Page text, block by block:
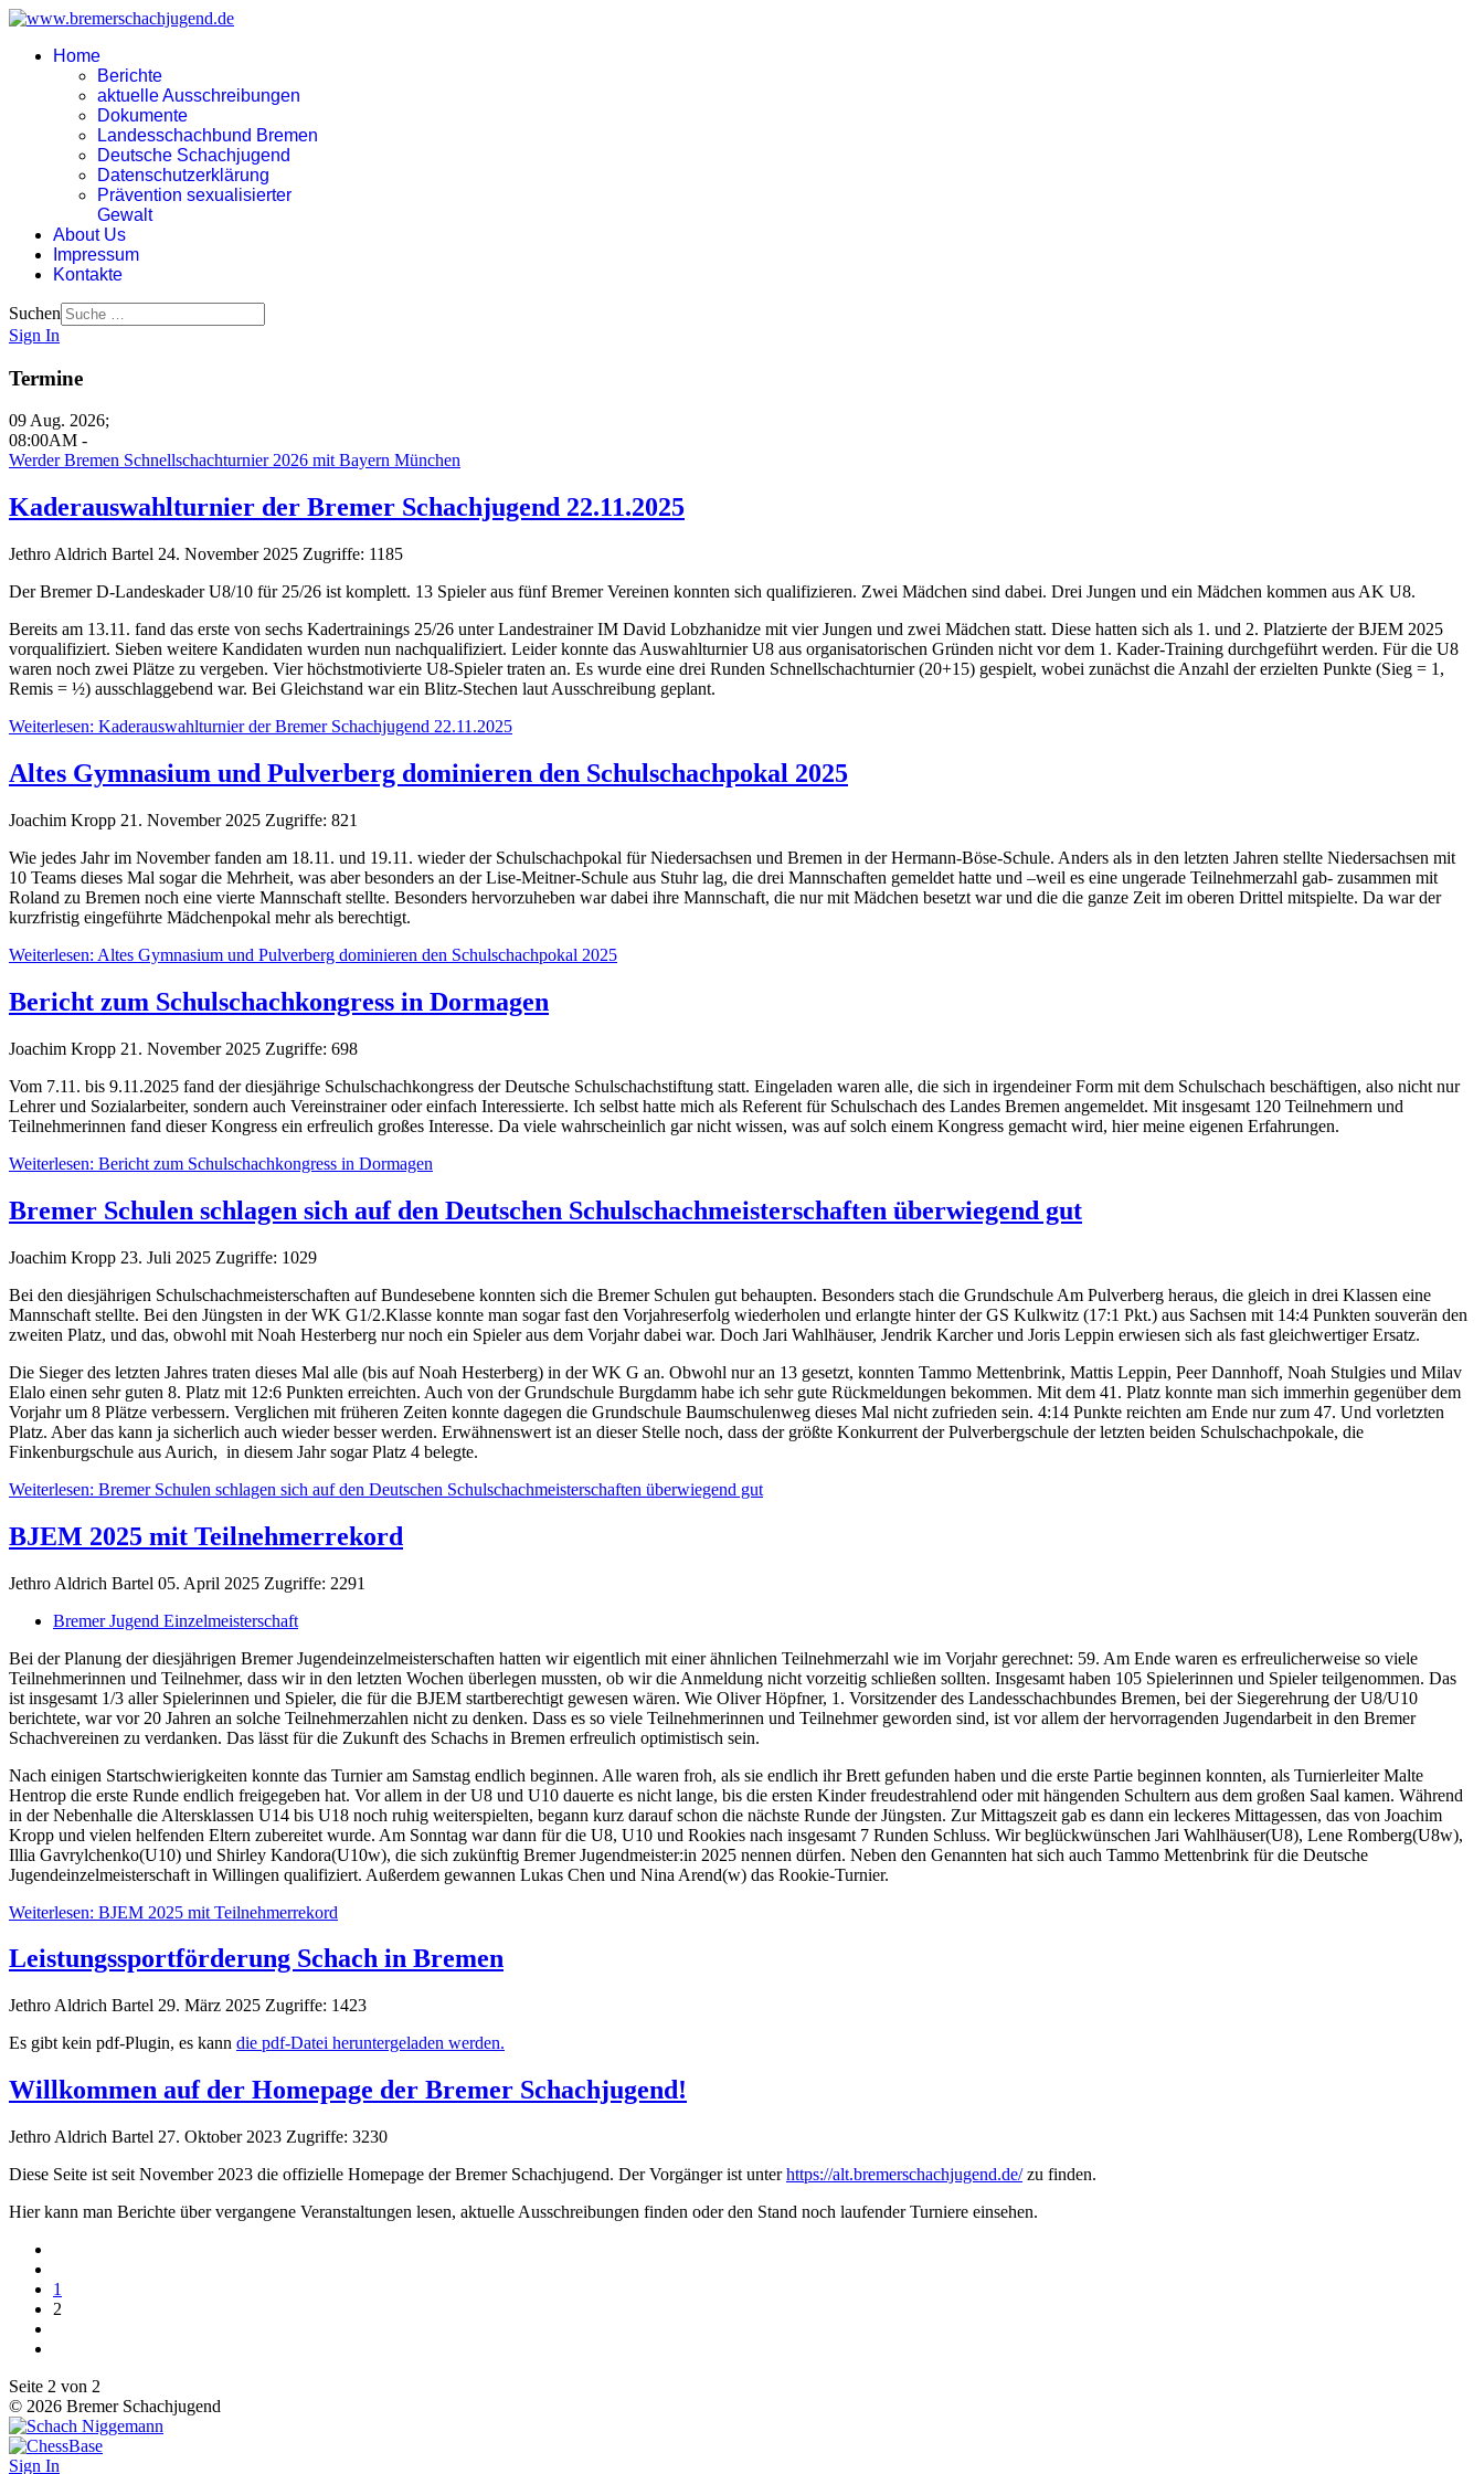
Home
Berichte
aktuelle Ausschreibungen
Dokumente
Landesschachbund Bremen
Deutsche Schachjugend
Datenschutzerklärung
Prävention sexualisierter
Gewalt
About Us
Impressum
Kontakte
Suchen
Sign In
Termine
09 Aug. 2026;
08:00AM -
Werder Bremen Schnellschachturnier 2026 mit Bayern München
Kaderauswahlturnier der Bremer Schachjugend 22.11.2025
Jethro Aldrich Bartel 24. November 2025 Zugriffe: 1185
Der Bremer D-Landeskader U8/10 für 25/26 ist komplett. 13 Spieler aus fünf Bremer Vereinen konnten sich qualifizieren. Zwei Mädchen sind dabei. Drei Jungen und ein Mädchen kommen aus AK U8.
Bereits am 13.11. fand das erste von sechs Kadertrainings 25/26 unter Landestrainer IM David Lobzhanidze mit vier Jungen und zwei Mädchen statt. Diese hatten sich als 1. und 2. Platzierte der BJEM 2025
vorqualifiziert. Sieben weitere Kandidaten wurden nun nachqualifiziert. Leider konnte das Auswahlturnier U8 aus organisatorischen Gründen nicht vor dem 1. Kader-Training durchgeführt werden. Für die U8
waren noch zwei Plätze zu vergeben. Vier höchstmotivierte U8-Spieler traten an. Es wurde eine drei Runden Schnellschachturnier (20+15) gespielt, wobei zunächst die Anzahl der erzielten Punkte (Sieg = 1,
Remis = ½) ausschlaggebend war. Bei Gleichstand war ein Blitz-Stechen laut Ausschreibung geplant.
Weiterlesen: Kaderauswahlturnier der Bremer Schachjugend 22.11.2025
Altes Gymnasium und Pulverberg dominieren den Schulschachpokal 2025
Joachim Kropp 21. November 2025 Zugriffe: 821
Wie jedes Jahr im November fanden am 18.11. und 19.11. wieder der Schulschachpokal für Niedersachsen und Bremen in der Hermann-Böse-Schule. Anders als in den letzten Jahren stellte Niedersachsen mit
10 Teams dieses Mal sogar die Mehrheit, was aber besonders an der Lise-Meitner-Schule aus Stuhr lag, die drei Mannschaften gemeldet hatte und –weil es eine ungerade Teilnehmerzahl gab- zusammen mit
Roland zu Bremen noch eine vierte Mannschaft stellte. Besonders hervorzuheben war dabei ihre Mannschaft, die nur mit Mädchen besetzt war und die die ganze Zeit im oberen Drittel mitspielte. Da war der
kurzfristig eingeführte Mädchenpokal mehr als berechtigt.
Weiterlesen: Altes Gymnasium und Pulverberg dominieren den Schulschachpokal 2025
Bericht zum Schulschachkongress in Dormagen
Joachim Kropp 21. November 2025 Zugriffe: 698
Vom 7.11. bis 9.11.2025 fand der diesjährige Schulschachkongress der Deutsche Schulschachstiftung statt. Eingeladen waren alle, die sich in irgendeiner Form mit dem Schulschach beschäftigen, also nicht nur
Lehrer und Sozialarbeiter, sondern auch Vereinstrainer oder einfach Interessierte. Ich selbst hatte mich als Referent für Schulschach des Landes Bremen angemeldet. Mit insgesamt 120 Teilnehmern und
Teilnehmerinnen fand dieser Kongress ein erfreulich großes Interesse. Da viele wahrscheinlich gar nicht wissen, was auf solch einem Kongress gemacht wird, hier meine eigenen Erfahrungen.
Weiterlesen: Bericht zum Schulschachkongress in Dormagen
Bremer Schulen schlagen sich auf den Deutschen Schulschachmeisterschaften überwiegend gut
Joachim Kropp 23. Juli 2025 Zugriffe: 1029
Bei den diesjährigen Schulschachmeisterschaften auf Bundesebene konnten sich die Bremer Schulen gut behaupten. Besonders stach die Grundschule Am Pulverberg heraus, die gleich in drei Klassen eine
Mannschaft stellte. Bei den Jüngsten in der WK G1/2.Klasse konnte man sogar fast den Vorjahreserfolg wiederholen und erlangte hinter der GS Kulkwitz (17:1 Pkt.) aus Sachsen mit 14:4 Punkten souverän den
zweiten Platz, und das, obwohl mit Noah Hesterberg nur noch ein Spieler aus dem Vorjahr dabei war. Doch Jari Wahlhäuser, Jendrik Karcher und Joris Leppin erwiesen sich als fast gleichwertiger Ersatz.
Die Sieger des letzten Jahres traten dieses Mal alle (bis auf Noah Hesterberg) in der WK G an. Obwohl nur an 13 gesetzt, konnten Tammo Mettenbrink, Mattis Leppin, Peer Dannhoff, Noah Stulgies und Milav
Elalo einen sehr guten 8. Platz mit 12:6 Punkten erreichten. Auch von der Grundschule Burgdamm habe ich sehr gute Rückmeldungen bekommen. Mit dem 41. Platz konnte man sich immerhin gegenüber dem
Vorjahr um 8 Plätze verbessern. Verglichen mit früheren Zeiten konnte dagegen die Grundschule Baumschulenweg dieses Mal nicht zufrieden sein. 4:14 Punkte reichten am Ende nur zum 47. Und vorletzten
Platz. Aber das kann ja sicherlich auch wieder besser werden. Erwähnenswert ist an dieser Stelle noch, dass der größte Konkurrent der Pulverbergschule der letzten beiden Schulschachpokale, die
Finkenburgschule aus Aurich, in diesem Jahr sogar Platz 4 belegte.
Weiterlesen: Bremer Schulen schlagen sich auf den Deutschen Schulschachmeisterschaften überwiegend gut
BJEM 2025 mit Teilnehmerrekord
Jethro Aldrich Bartel 05. April 2025 Zugriffe: 2291
Bremer Jugend Einzelmeisterschaft
Bei der Planung der diesjährigen Bremer Jugendeinzelmeisterschaften hatten wir eigentlich mit einer ähnlichen Teilnehmerzahl wie im Vorjahr gerechnet: 59. Am Ende waren es erfreulicherweise so viele
Teilnehmerinnen und Teilnehmer, dass wir in den letzten Wochen überlegen mussten, ob wir die Anmeldung nicht vorzeitig schließen sollten. Insgesamt haben 105 Spielerinnen und Spieler teilgenommen. Das
ist insgesamt 1/3 aller Spielerinnen und Spieler, die für die BJEM startberechtigt gewesen wären. Wie Oliver Höpfner, 1. Vorsitzender des Landesschachbundes Bremen, bei der Siegerehrung der U8/U10
berichtete, war vor 20 Jahren an solche Teilnehmerzahlen nicht zu denken. Dass es so viele Teilnehmerinnen und Teilnehmer geworden sind, ist vor allem der hervorragenden Jugendarbeit in den Bremer
Schachvereinen zu verdanken. Das lässt für die Zukunft des Schachs in Bremen erfreulich optimistisch sein.
Nach einigen Startschwierigkeiten konnte das Turnier am Samstag endlich beginnen. Alle waren froh, als sie endlich ihr Brett gefunden haben und die erste Partie beginnen konnten, als Turnierleiter Malte
Hentrop die erste Runde endlich freigegeben hat. Vor allem in der U8 und U10 dauerte es nicht lange, bis die ersten Kinder freudestrahlend oder mit hängenden Schultern aus dem großen Saal kamen. Während
in der Nebenhalle die Altersklassen U14 bis U18 noch ruhig weiterspielten, begann kurz darauf schon die nächste Runde der Jüngsten. Zur Mittagszeit gab es dann ein leckeres Mittagessen, das von Joachim
Kropp und vielen helfenden Eltern zubereitet wurde. Am Sonntag war dann für die U8, U10 und Rookies nach insgesamt 7 Runden Schluss. Wir beglückwünschen Jari Wahlhäuser(U8), Lene Romberg(U8w),
Illia Gavrylchenko(U10) und Shirley Kandora(U10w), die sich zukünftig Bremer Jugendmeister:in 2025 nennen dürfen. Neben den Genannten hat sich auch Tammo Mettenbrink für die Deutsche
Jugendeinzelmeisterschaft in Willingen qualifiziert. Außerdem gewannen Lukas Chen und Nina Arend(w) das Rookie-Turnier.
Weiterlesen: BJEM 2025 mit Teilnehmerrekord
Leistungssportförderung Schach in Bremen
Jethro Aldrich Bartel 29. März 2025 Zugriffe: 1423
Es gibt kein pdf-Plugin, es kann die pdf-Datei heruntergeladen werden.
Willkommen auf der Homepage der Bremer Schachjugend!
Jethro Aldrich Bartel 27. Oktober 2023 Zugriffe: 3230
Diese Seite ist seit November 2023 die offizielle Homepage der Bremer Schachjugend. Der Vorgänger ist unterhttps://alt.bremerschachjugend.de/zu finden.
Hier kann man Berichte über vergangene Veranstaltungen lesen, aktuelle Ausschreibungen finden oder den Stand noch laufender Turniere einsehen.
1
2
Seite 2 von 2
© 2026 Bremer Schachjugend
Sign In